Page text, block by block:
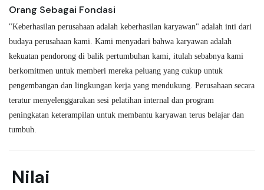
Orang Sebagai Fondasi
"Keberhasilan perusahaan adalah keberhasilan karyawan" adalah inti dari
budaya perusahaan kami. Kami menyadari bahwa karyawan adalah
kekuatan pendorong di balik pertumbuhan kami, itulah sebabnya kami
berkomitmen untuk memberi mereka peluang yang cukup untuk
pengembangan dan lingkungan kerja yang mendukung. Perusahaan secara
teratur menyelenggarakan sesi pelatihan internal dan program
peningkatan keterampilan untuk membantu karyawan terus belajar dan
tumbuh.
Nilai